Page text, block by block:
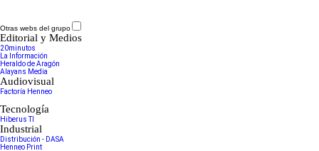
Otras webs del grupo
Editorial y Medios
20minutos
La Información
Heraldo de Aragón
Alayans Media
Audiovisual
Factoría Henneo
Tecnología
Hiberus TI
Industrial
Distribución - DASA
Henneo Print